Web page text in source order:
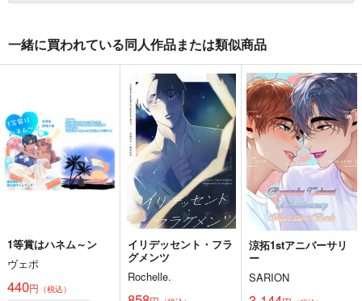
一緒に買われている同人作品または類似商品
1等賞はハネム～ン
ヴェポ
440円 （税込）
イリデッセント・フラ
グメンツ
Rochelle.
涼拓1stアニバーサリ
ー
SARION